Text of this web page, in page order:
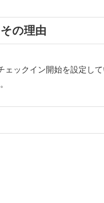
の理由
ェックイン開始を設定し